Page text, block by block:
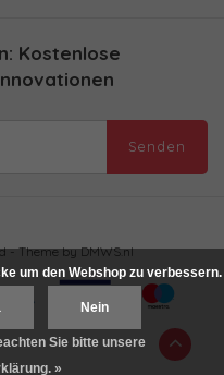
Kostenlose
Senden
- Theme byDMWS.nl
um den Webshop zu verbessern.
Nein
Sie bitte unsere
»